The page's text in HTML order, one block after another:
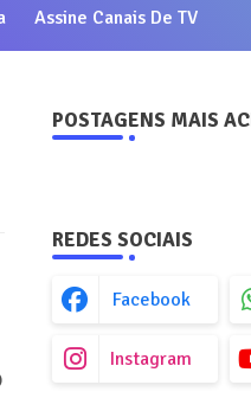
Assine Canais De TV
POSTAGENS MAIS
REDES SOCIAIS
Facebook
Instagram